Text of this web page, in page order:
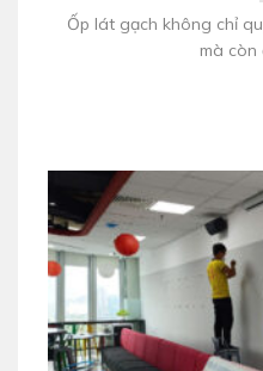
Ốp lát gạch không chỉ
mà còn